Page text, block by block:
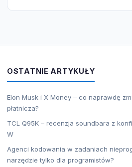
OSTATNIE ARTYKUŁY
Elon Musk i X Money – co naprawdę
płatnicza?
TCL Q95K – recenzja soundbara z
W
Agenci kodowania w zadaniach
narzędzie tylko dla programistów?